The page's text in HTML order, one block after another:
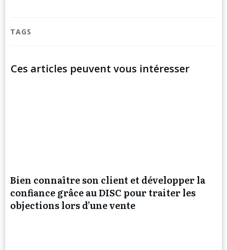
TAGS
Ces articles peuvent vous intéresser
Bien connaître son client et développer la
confiance grâce au DISC pour traiter les
objections lors d’une vente